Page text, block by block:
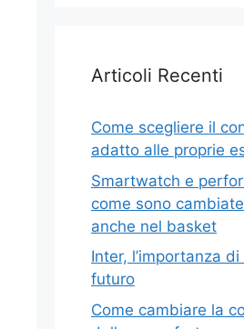
Articoli Recenti
Come scegliere il
adatto alle proprie
Smartwatch e
come sono
anche nel basket
Inter, l’importanza
futuro
Come cambiare la